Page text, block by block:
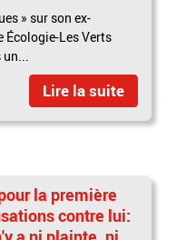
» sur son ex-
Écologie-Les Verts
Lire la suite
la première
contre lui: